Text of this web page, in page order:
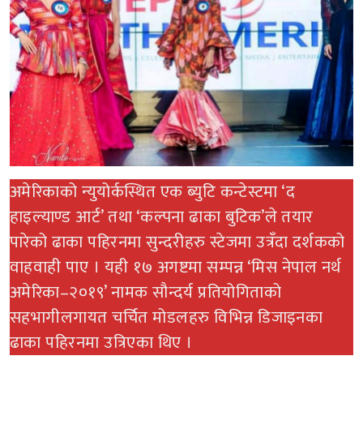
अमेरिकाको न्युयोर्कस्थित एक ब्युटि कन्टेस्टमा ‘द
हाइल्याण्ड आर्ट’ तथा ‘कल्पना ढाका बुटिक’ले तयार
पारेको ढाका पहिरनमा सुन्दरीहरु स्टेजमा उत्रँदा दर्शकको
वाहवाही पाए । यही १७ अगष्टमा सम्पन्न ‘मिस नेपाल नर्थ
अमेरिका–२०१९’ नामक सौन्दर्य प्रतियोगिताको
सहभागीलगायत चर्चित मोडलहरु विभिन्न डिजाइनका
ढाका पहिरनमा उत्रिएका थिए ।